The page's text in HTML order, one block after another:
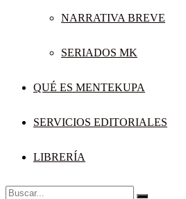
NARRATIVA BREVE
SERIADOS MK
QUÉ ES MENTEKUPA
SERVICIOS EDITORIALES
LIBRERÍA